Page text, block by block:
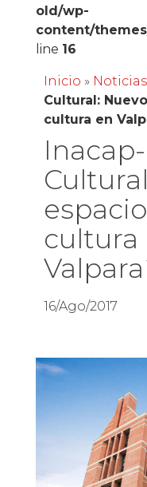
old/wp-
content/
line 16
Inicio » Noticias
Cultural:
cultura en
cultura
16/Ago/2017